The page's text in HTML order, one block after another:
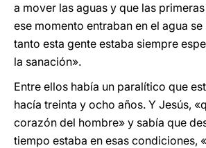
a mover las aguas y que las
ese momento entraban en el agua se
tanto esta gente estaba siempre
la sanación».
Entre ellos había un paralítico que
hacía treinta y ocho años. Y Jesús,
corazón del hombre» y sabía que
tiempo estaba en esas condiciones,